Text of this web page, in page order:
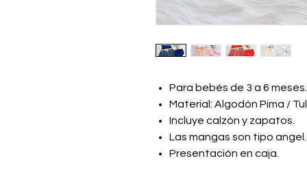
Para bebés de 3 a 6 meses.
Material: Algodón Pima /
Incluye calzón y zapatos.
Las mangas son tipo angel.
Presentación en caja.